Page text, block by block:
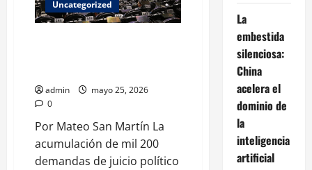
demuestra
con
Uncategorized
admin
mayo 25, 2026
0
Por Mateo San Martín La
acumulación de mil 200
demandas de juicio político
La
embestida
silenciosa:
China
acelera el
dominio de
la
inteligencia
artificial